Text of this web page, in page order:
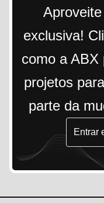
exclusiva!
como a ABX
projetos
parte da
Entrar